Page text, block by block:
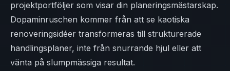
projektportföljer som visar din planeringsmästarskap.
Dopaminruschen kommer från att se kaotiska
renoveringsidéer transformeras till strukturerade
handlingsplaner, inte från snurrande hjul eller att
vänta på slumpmässiga resultat.